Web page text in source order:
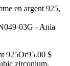
en argent 925,
925Or95.00 $